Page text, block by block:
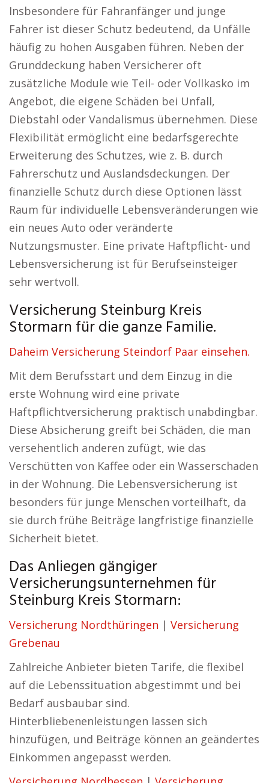
Insbesondere für Fahranfänger und junge
Fahrer ist dieser Schutz bedeutend, da Unfälle
häufig zu hohen Ausgaben führen. Neben der
Grunddeckung haben Versicherer oft
zusätzliche Module wie Teil- oder Vollkasko im
Angebot, die eigene Schäden bei Unfall,
Diebstahl oder Vandalismus übernehmen. Diese
Flexibilität ermöglicht eine bedarfsgerechte
Erweiterung des Schutzes, wie z. B. durch
Fahrerschutz und Auslandsdeckungen. Der
finanzielle Schutz durch diese Optionen lässt
Raum für individuelle Lebensveränderungen wie
ein neues Auto oder veränderte
Nutzungsmuster. Eine private Haftpflicht- und
Lebensversicherung ist für Berufseinsteiger
sehr wertvoll.
Versicherung Steinburg Kreis
Stormarn für die ganze Familie.
Daheim Versicherung Steindorf Paar einsehen.
Mit dem Berufsstart und dem Einzug in die
erste Wohnung wird eine private
Haftpflichtversicherung praktisch unabdingbar.
Diese Absicherung greift bei Schäden, die man
versehentlich anderen zufügt, wie das
Verschütten von Kaffee oder ein Wasserschaden
in der Wohnung. Die Lebensversicherung ist
besonders für junge Menschen vorteilhaft, da
sie durch frühe Beiträge langfristige finanzielle
Sicherheit bietet.
Das Anliegen gängiger
Versicherungsunternehmen für
Steinburg Kreis Stormarn:
Versicherung Nordthüringen | Versicherung
Grebenau
Zahlreiche Anbieter bieten Tarife, die flexibel
auf die Lebenssituation abgestimmt und bei
Bedarf ausbaubar sind.
Hinterbliebenenleistungen lassen sich
hinzufügen, und Beiträge können an geändertes
Einkommen angepasst werden.